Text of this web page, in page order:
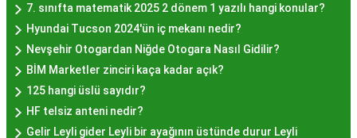
İstanbul'da hayır lokması deneyimini daha özel
kılmak için birkaç öneri:
Geleneksel Mekanları Tercih Edin:
semtlerdeki geleneksel pastanelerde hayır
lokması deneyimi daha otantik olabilir.
Yerel Tavsiyelere Kulak Verin:İstanbul'da
7. sınıfta matematik 2025 2 dönem 1 yazılı hangi konular?
Hyundai Tucson 2024'ün iç mekanı nedir?
Nevşehir Otogardan Niğde Otogara Nasıl Gidilir?
BİM Marketler zinciri kaça kadar açık?
125 hangi üslü sayıdır?
HF telsiz anteni nedir?
Gelir Leyli gider Leyli bir ayağının üstünde durur Leyli